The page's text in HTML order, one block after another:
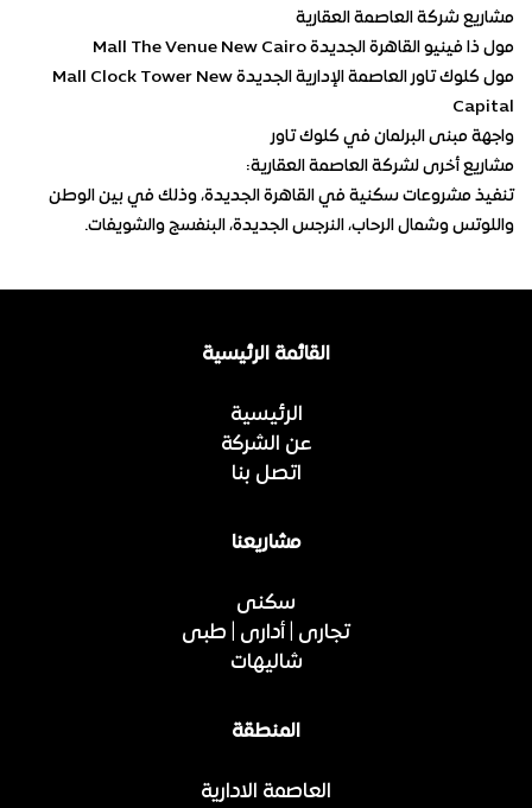
مشاريع شركة العاصمة العقارية
مول ذا فينيو القاهرة الجديدة Mall The Venue New Cairo
مول كلوك تاور العاصمة الإدارية الجديدة Mall Clock Tower New
Capital
واجهة مبنى البرلمان في كلوك تاور
مشاريع أخرى لشركة العاصمة العقارية:
تنفيذ مشروعات سكنية في القاهرة الجديدة، وذلك في بين الوطن
واللوتس وشمال الرحاب، النرجس الجديدة، البنفسج والشويفات.
القائمة الرئيسية
الرئيسية
عن الشركة
اتصل بنا
مشاريعنا
سكنى
تجارى | أدارى | طبى
شاليهات
المنطقة
العاصمة الادارية